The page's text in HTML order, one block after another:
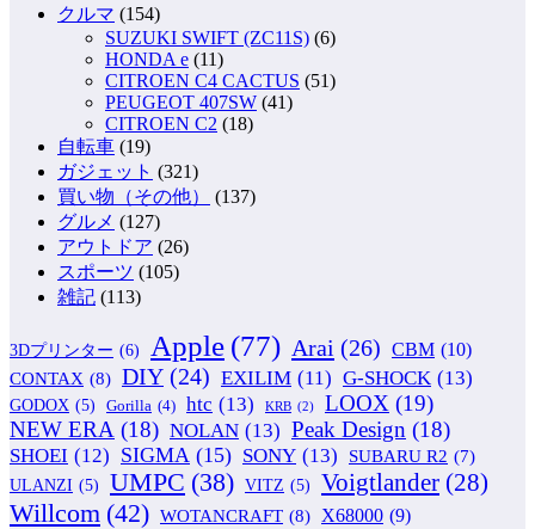
クルマ (154)
SUZUKI SWIFT (ZC11S) (6)
HONDA e (11)
CITROEN C4 CACTUS (51)
PEUGEOT 407SW (41)
CITROEN C2 (18)
自転車 (19)
ガジェット (321)
買い物（その他）
(137)
グルメ (127)
アウトドア (26)
スポーツ (105)
雑記 (113)
3Dプリンター (6) Apple (77) Arai (26) CBM (10)
CONTAX (8) DIY (24) EXILIM (11) G-SHOCK (13)
GODOX (5) Gorilla (4) htc (13) KRB (2) LOOX (19)
NEW ERA (18) NOLAN (13) Peak Design (18)
SHOEI (12) SIGMA (15) SONY (13) SUBARU R2 (7)
ULANZI (5) UMPC (38) VITZ (5) Voigtlander (28)
Willcom (42) WOTANCRAFT (8) X68000 (9)